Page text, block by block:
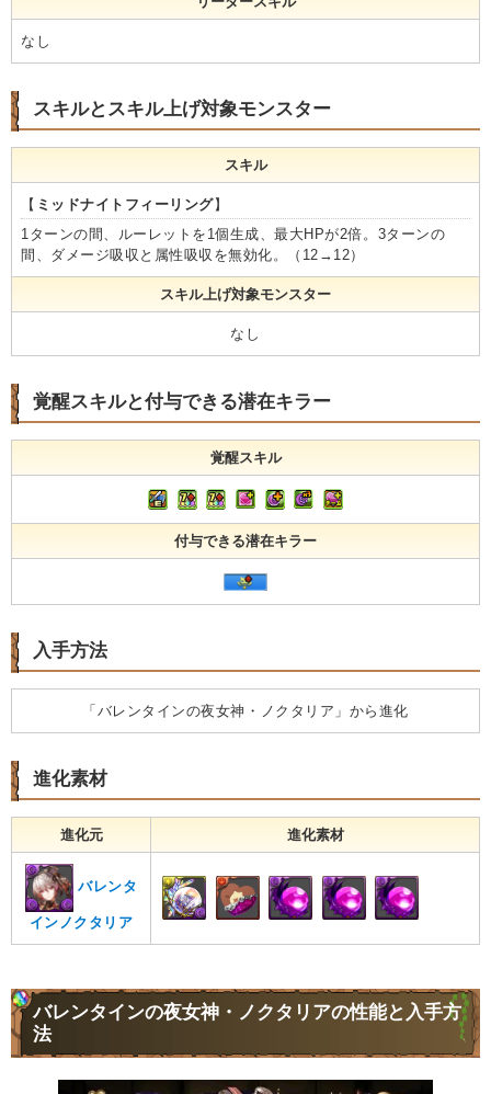
なし
スキルとスキル上げ対象モンスター
スキル
【 ミッドナイトフィーリング】
1ターンの間、ルーレットを1個生成、最大HPが2倍。3ターンの
間、ダメージ吸収と属性吸収を無効化。（12→12）
スキル上げ対象モンスター
なし
覚醒スキルと付与できる潜在キラー
覚醒スキル
付与できる潜在キラー
入手方法
「バレンタインの夜女神・ノクタリア」から進化
進化素材
進化元 進化素材
バレンタ
インノクタリア
バレンタインの夜女神・ノクタリアの性能と入手方
法